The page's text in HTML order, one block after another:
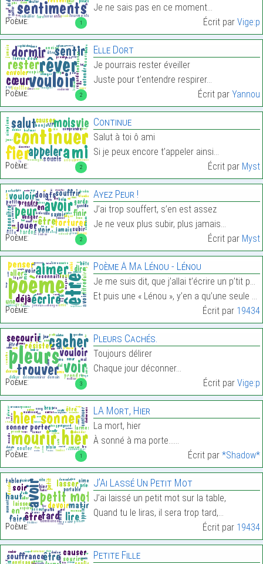
1
Poème:
Je ne sais pas en ce moment…
Écrit par Vige:p
2
Poème:
Elle Dort
Je pourrais rester éveiller
Juste pour t’entendre respirer…
Écrit par Yannou
2
Poème:
Continue
Salut à toi ô ami
Si je peux encore t’appeler ainsi…
Écrit par Myst
2
Poème:
Ayez Peur !
J’ai trop souffert, s’en est assez
Je ne veux plus subir, plus jamais…
Écrit par Myst
Poème:
Poème À Ma Lénou - Lénou
Je me suis dit, que j’allai t’écrire un p’tit poèm
Et puis une « Lénou », y’en a qu’une seule qu’on a…
Écrit par 19434
3
Poème:
Pleurs Cachés.
Toujours délirer
Chaque jour déconner…
Écrit par Vige:p
1
Poème:
LA Mort, Hier
La mort, hier
À sonné à ma porte……
Écrit par *Shadow*
Poème:
J’Ai Lassé Un Petit Mot
J’ai laissé un petit mot sur la table,
Quand tu le liras, il sera trop tard,…
Écrit par 19434
Petite Fille